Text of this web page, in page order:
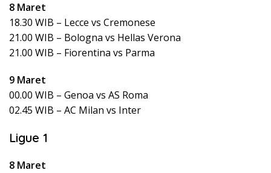
8 Maret
18.30 WIB – Lecce vs Cremonese
21.00 WIB – Bologna vs Hellas Verona
21.00 WIB – Fiorentina vs Parma
9 Maret
00.00 WIB – Genoa vs AS Roma
02.45 WIB – AC Milan vs Inter
Ligue 1
8 Maret